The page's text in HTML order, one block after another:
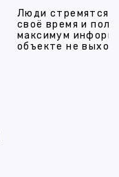
Люди стремятся
своё время и
максимум
объекте не